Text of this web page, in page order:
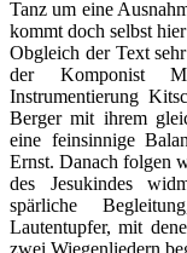
Tanz um eine
kommt doch selbst
Obgleich der Text
der Komponist
Instrumentierung
Berger mit ihrem
eine feinsinnige
Ernst. Danach folgen
des Jesukindes
spärliche
Lautentupfer, mit
zwei Wiegenliedern